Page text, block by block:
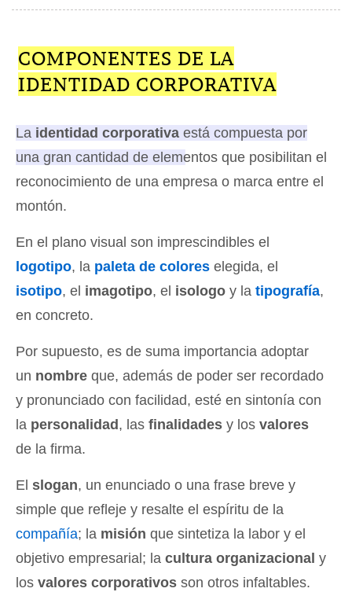
COMPONENTES DE LA
IDENTIDAD CORPORATIVA
La identidad corporativa está compuesta por
una gran cantidad de elementos que posibilitan el
reconocimiento de una empresa o marca entre el
montón.
En el plano visual son imprescindibles el
logotipo, la paleta de colores elegida, el
isotipo, el imagotipo, el isologo y la tipografía,
en concreto.
Por supuesto, es de suma importancia adoptar
un nombre que, además de poder ser recordado
y pronunciado con facilidad, esté en sintonía con
la personalidad , las finalidades y los valores
de la firma.
El slogan, un enunciado o una frase breve y
simple que refleje y resalte el espíritu de la
compañía; la misión que sintetiza la labor y el
objetivo empresarial; la cultura organizacional y
los valores corporativos son otros infaltables.